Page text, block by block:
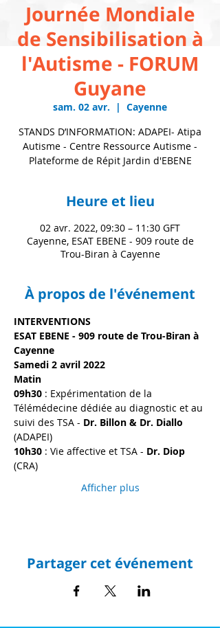
Journée Mondiale
de Sensibilisation à
l'Autisme - FORUM
Guyane
sam. 02 avr.
  |
Cayenne
STANDS D’INFORMATION: ADAPEI- Atipa
Autisme - Centre Ressource Autisme -
Heure et lieu
02 avr. 2022, 09:30 – 11:30 GFT
Cayenne, ESAT EBENE - 909 route de
Trou-Biran à Cayenne
À propos de l'événement
INTERVENTIONS
ESAT EBENE - 909 route de Trou-Biran à
Cayenne
Samedi 2 avril 2022
Matin
09h30 : Expérimentation de la
Télémédecine dédiée au diagnostic et au
suivi des TSA - Dr. Billon & Dr. Diallo
(ADAPEI)
10h30 : Vie affective et TSA - Dr. Diop
(CRA)
Afficher plus
Partager cet événement